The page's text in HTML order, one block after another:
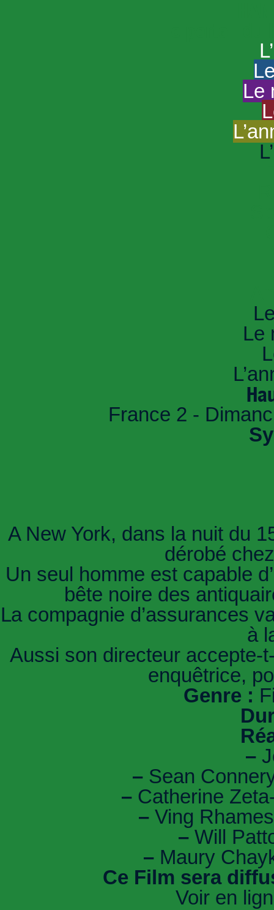
Le
Le
France 2 -
A New York, dans la nuit du
dérobé
Un seul homme est capable
bête noire des
La compagnie d’assurances
à
Aussi son directeur accepte-
enquêtrice,
Genre :
–
– Sean
– Catherine
– Ving
– Will
– Maury
Ce Film sera
Voir en